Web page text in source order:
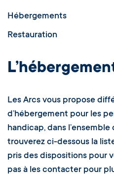
Hébergements
Restauration
Les Arcs vous propose
d’hébergement pour les
handicap, dans l’ensemble
trouverez ci-dessous la
pris des dispositions pour
pas à les contacter pour